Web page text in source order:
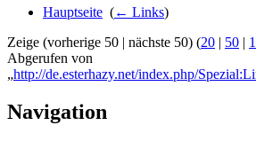
Hauptseite (← Links)
Zeige (vorherige 50 | nächste 50) (20 | 50 |
Abgerufen von
„http://de.esterhazy.net/index.php/
Navigation